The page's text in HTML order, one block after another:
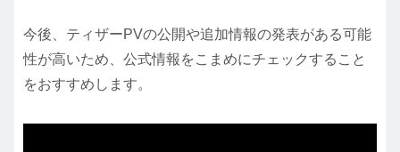
今後、ティザーPVの公開や追加情報の発表がある可能
性が高いため、公式情報をこまめにチェックすること
をおすすめします。